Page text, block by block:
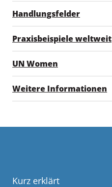
Handlungsfelder
Praxisbeispiele weltweit
UN Women
Weitere Informationen
Kurz erklärt